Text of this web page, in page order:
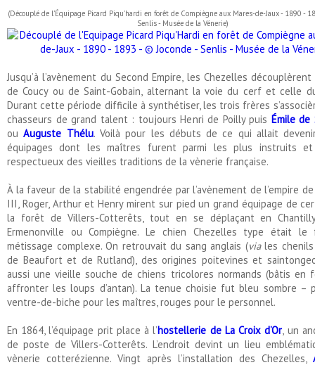
(Découplé de l'Équipage Picard Piqu'hardi en forêt de Compiègne aux Mares-de-Jaux - 1890 -
Senlis - Musée de la Vénerie)
Jusqu’à l’avènement du Second Empire, les Chezelles
de Coucy ou de Saint-Gobain, alternant la voie du cerf et celle
Durant cette période difficile à synthétiser, les trois frères
chasseurs de grand talent : toujours Henri de Poilly puis Émile de
ouAuguste Thélu. Voilà pour les débuts de ce qui allait
équipages dont les maîtres furent parmi les plus instruits
respectueux des vieilles traditions de la vènerie française.
À la faveur de la stabilité engendrée par l’avènement de l’empire
III, Roger, Arthur et Henry mirent sur pied un grand équipage de
la forêt de Villers-Cotterêts, tout en se déplaçant en
Ermenonville ou Compiègne. Le chien Chezelles type était le
métissage complexe. On retrouvait du sang anglais (viales
de Beaufort et de Rutland), des origines poitevines et
aussi une vieille souche de chiens tricolores normands (bâtis en
affronter les loups d’antan). La tenue choisie fut bleu sombre –
ventre-de-biche pour les maîtres, rouges pour le personnel.
En 1864, l’équipage prit place à l’hostellerie de La Croix d’Or, un
de poste de Villers-Cotterêts. L’endroit devint un lieu
vènerie cotterézienne. Vingt après l’installation des Chezelles,